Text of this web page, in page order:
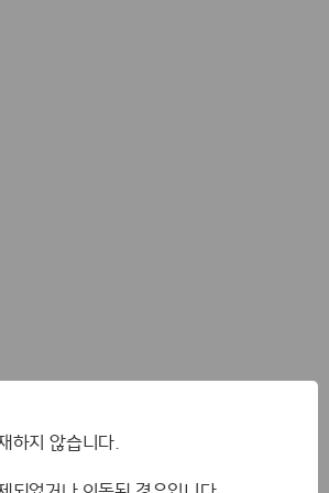
하지 않습니다.